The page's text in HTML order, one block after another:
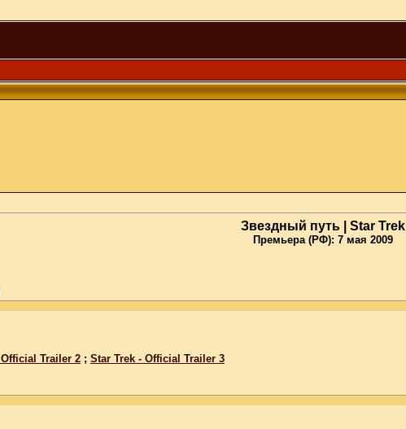
Звездный путь | Star Trek
Премьера (РФ): 7 мая 2009
Trailer 2 ; Star Trek - Official Trailer 3